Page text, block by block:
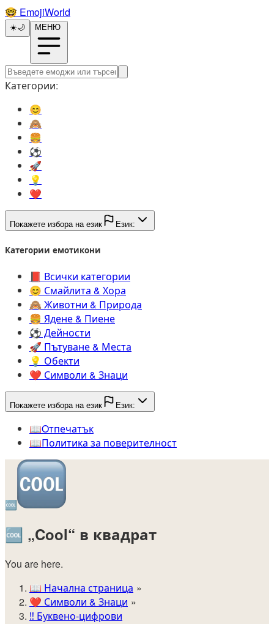
🤓️ EmojiWorld
☀️🌙 МЕНЮ
Категории:
😊️
🙈️
🍔️
⚽️
🚀️
💡️
❤️
Покажете избора на език Език:
Категории емотикони
📕️ Всички категории
😊️ Смайлита & Хора
🙈️ Животни & Природа
🍔️ Ядене & Пиене
⚽️ Дейности
🚀️ Пътуване & Места
💡️ Обекти
❤️ Символи & Знаци
Покажете избора на език Език:
📖️Oтпечатък
📖️Политика за поверителност
🆒
🆒 „Cool“ в квадрат
You are here.
📖 Начална страница
❤️ Символи & Знаци
‼️ Буквено-цифрови